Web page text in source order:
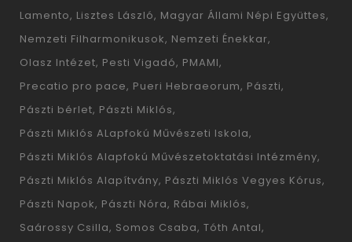
Lamento Lisztes László Magyar Állami Népi Együttes
Nemzeti Filharmonikusok Nemzeti Énekkar
Olasz Intézet Pesti Vigadó PMAMI
Precatio pro pace Pueri Hebraeorum Pászti
Pászti bérlet Pászti Miklós
Pászti Miklós ALapfokú Művészeti Iskola
Pászti Miklós Alapfokú Művészetoktatási Intézmény
Pászti Miklós Alapítvány Pászti Miklós Vegyes Kórus
Pászti Napok Pászti Nóra Rábai Miklós
Saárossy Csilla Somos Csaba Tóth Antal